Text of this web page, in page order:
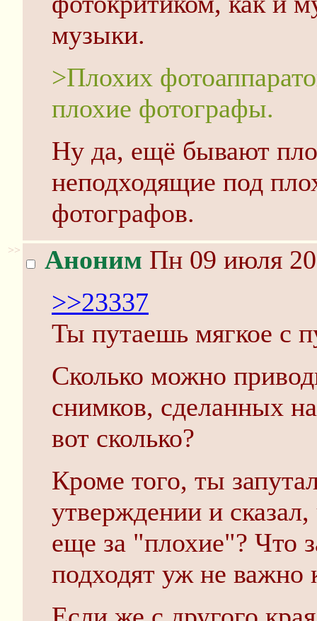
музыки.
>Плохих
плохие фотографы.
Ну да, ещё бывают
неподходящие под
фотографов.
>> Аноним Пн 09 июля
>>23337
Ты путаешь мягкое с
Сколько можно
снимков, сделанных
вот сколько?
Кроме того, ты
утверждении и
еще за "плохие"? Что
подходят уж не важно